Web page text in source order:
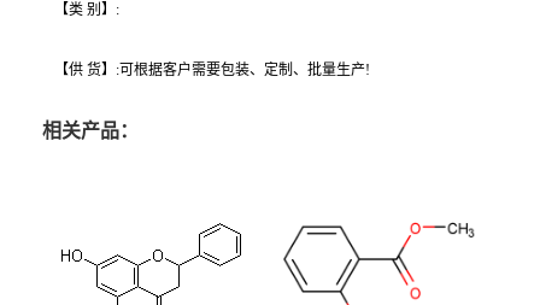
【类 别】:
【供 货】:可根据客户需要包装、定制、批量生产!
相关产品：